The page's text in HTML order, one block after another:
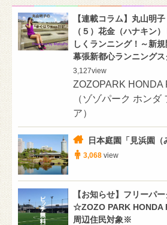
【連載コラム】丸山明
（５）花金（ハナキン
しくランニング！～新
幕張新都心ランニングス
3,127view
ZOZOPARK HONDA
（ゾゾパーク ホンダ
ア）
日本庭園「見浜園（
3,068 view
【お知らせ】フリーパ
☆ZOZO PARK
周辺住民対象※